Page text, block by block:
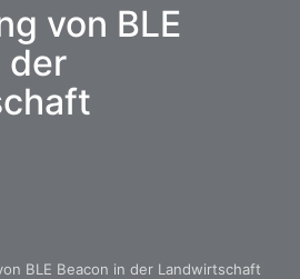
von BLE
der
BLE Beacon in der Landwirtschaft